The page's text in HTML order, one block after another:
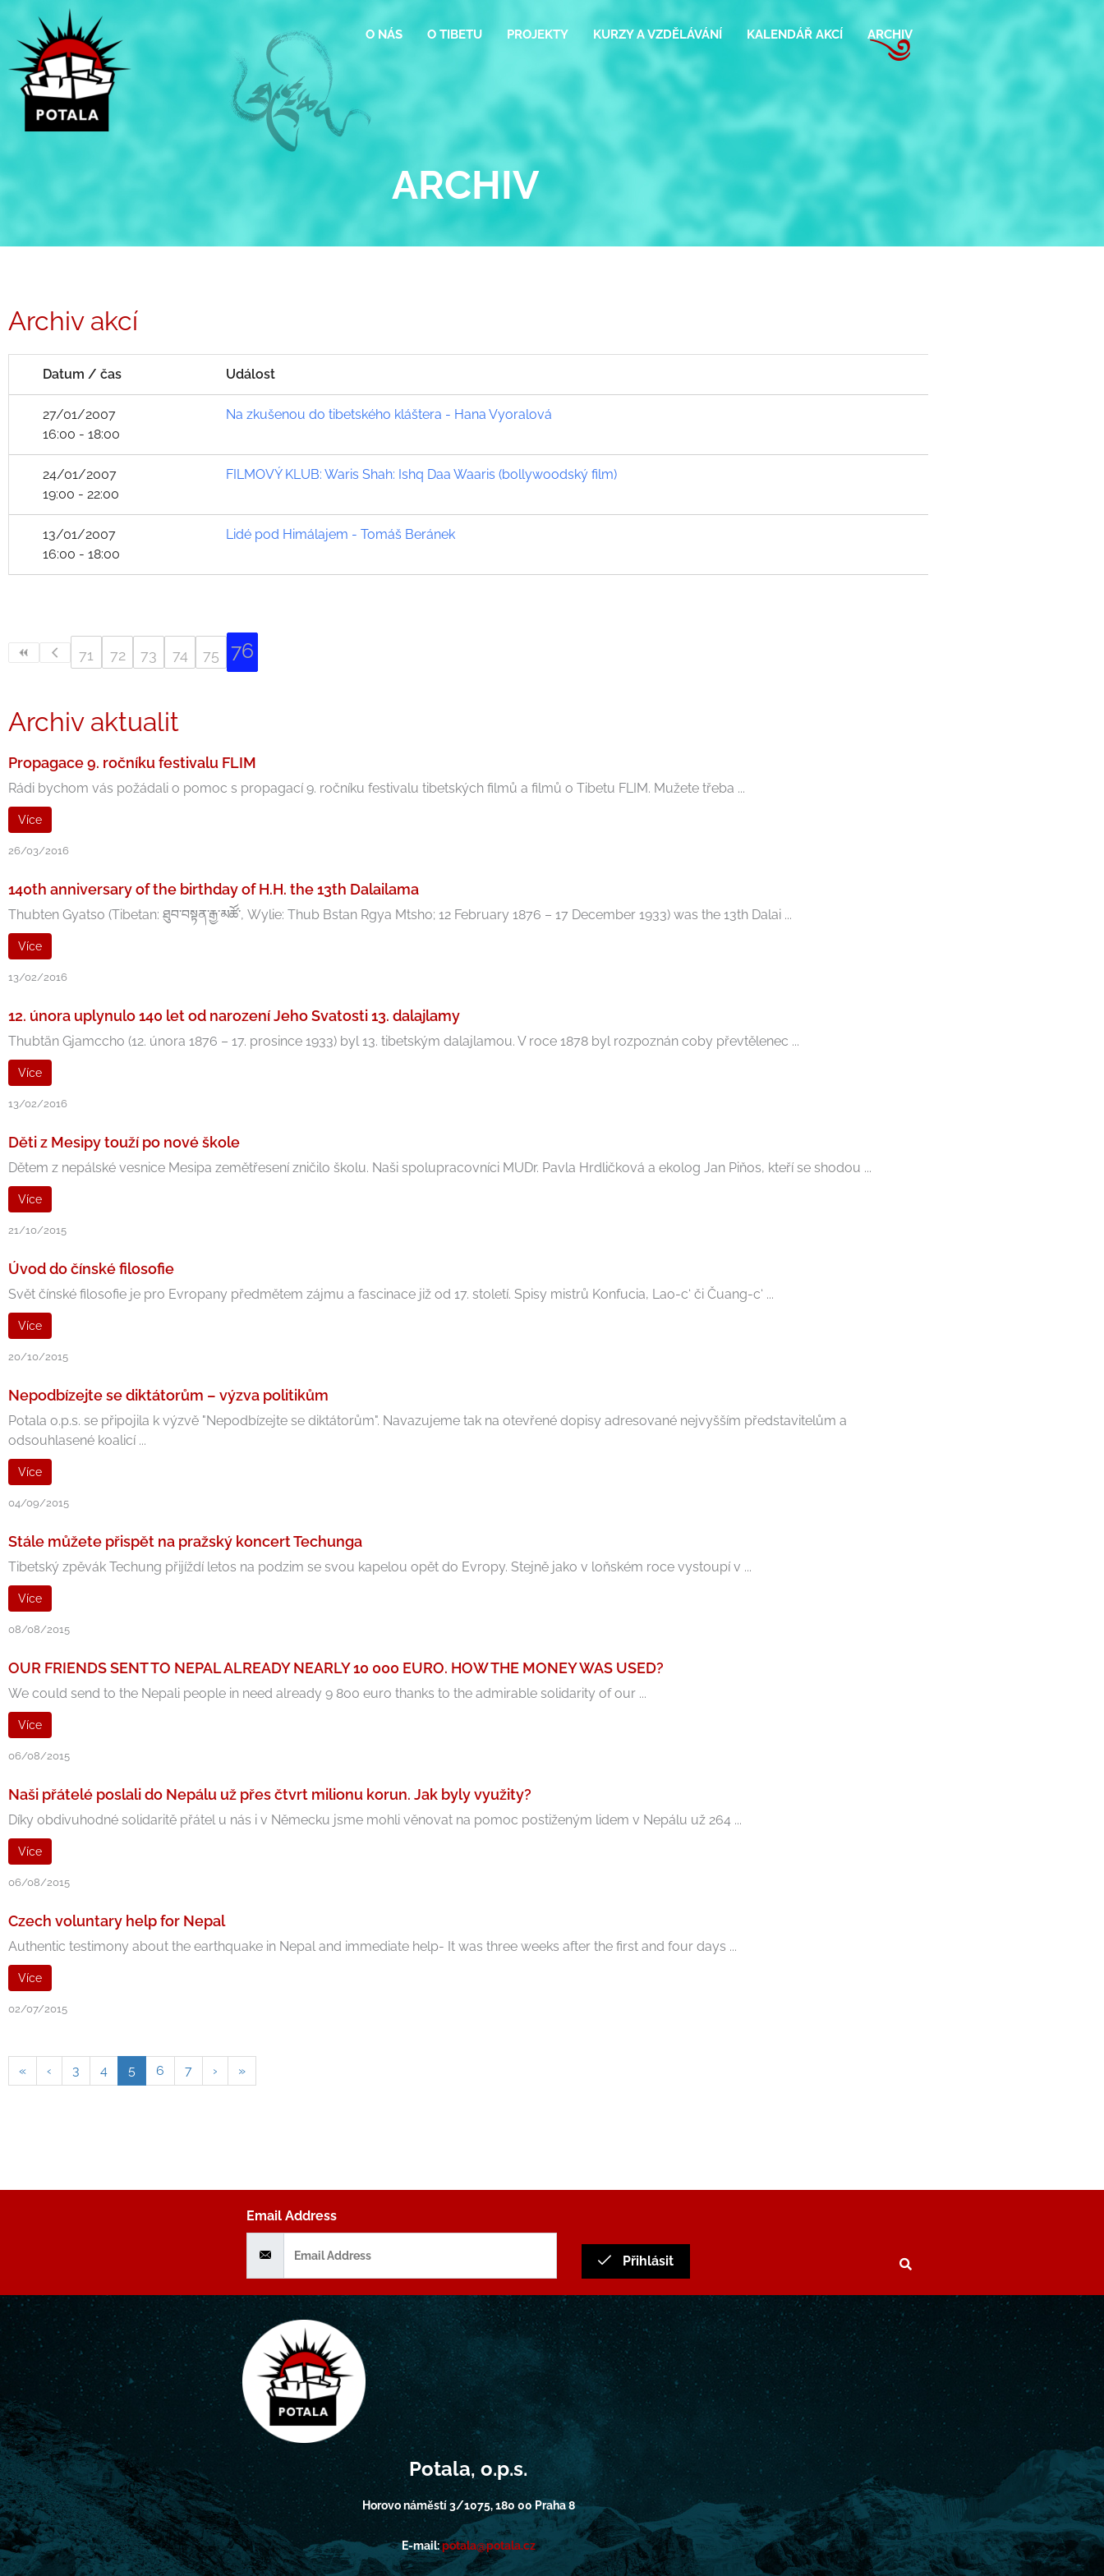
obsah
O NÁS O TIBETU PROJEKTY KURZY A VZDĚLÁVÁNÍ KALENDÁŘ AKCÍ ARCHIV
ARCHIV
Archiv akcí
Datum / čas Událost
27/01/2007
16:00 - 18:00
Na zkušenou do tibetského kláštera - Hana Vyoralová
24/01/2007
19:00 - 22:00
FILMOVÝ KLUB: Waris Shah: Ishq Daa Waaris (bollywoodský film)
13/01/2007
16:00 - 18:00
Lidé pod Himálajem - Tomáš Beránek
71 72 73 74 75 76
Archiv aktualit
Propagace 9. ročníku festivalu FLIM
Rádi bychom vás požádali o pomoc s propagací 9. ročníku festivalu tibetských filmů a filmů o Tibetu FLIM. Mužete třeba ...
Více
26/03/2016
140th anniversary of the birthday of H.H. the 13th Dalailama
Thubten Gyatso (Tibetan: ཐུབ་བསྟན་རྒྱ་མཚོ་, Wylie: Thub Bstan Rgya Mtsho; 12 February 1876 – 17 December 1933) was the 13th Dalai ...
Více
13/02/2016
12. února uplynulo 140 let od narození Jeho Svatosti 13. dalajlamy
Thubtän Gjamccho (12. února 1876 – 17. prosince 1933) byl 13. tibetským dalajlamou. V roce 1878 byl rozpoznán coby převtělenec ...
Více
13/02/2016
Děti z Mesipy touží po nové škole
Dětem z nepálské vesnice Mesipa zemětřesení zničilo školu. Naši spolupracovníci MUDr. Pavla Hrdličková a ekolog Jan Piňos, kteří se shodou ...
Více
21/10/2015
Úvod do čínské filosofie
Svět čínské filosofie je pro Evropany předmětem zájmu a fascinace již od 17. století. Spisy mistrů Konfucia, Lao-c‘ či Čuang-c‘ ...
Více
20/10/2015
Nepodbízejte se diktátorům – výzva politikům
Potala o.p.s. se připojila k výzvě "Nepodbízejte se diktátorům". Navazujeme tak na otevřené dopisy adresované nejvyšším představitelům a
odsouhlasené koalicí ...
Více
04/09/2015
Stále můžete přispět na pražský koncert Techunga
Tibetský zpěvák Techung přijíždí letos na podzim se svou kapelou opět do Evropy. Stejně jako v loňském roce vystoupí v ...
Více
08/08/2015
OUR FRIENDS SENT TO NEPAL ALREADY NEARLY 10 000 EURO. HOW THE MONEY WAS USED?
We could send to the Nepali people in need already 9 800 euro thanks to the admirable solidarity of our ...
Více
06/08/2015
Naši přátelé poslali do Nepálu už přes čtvrt milionu korun. Jak byly využity?
Díky obdivuhodné solidaritě přátel u nás i v Německu jsme mohli věnovat na pomoc postiženým lidem v Nepálu už 264 ...
Více
06/08/2015
Czech voluntary help for Nepal
Authentic testimony about the earthquake in Nepal and immediate help- It was three weeks after the first and four days ...
Více
02/07/2015
« ‹ 3 4 5 6 7 › »
Email Address
Přihlásit
Potala, o.p.s.
Horovo náměstí 3/1075, 180 00 Praha 8
E-mail:potala@potala.cz